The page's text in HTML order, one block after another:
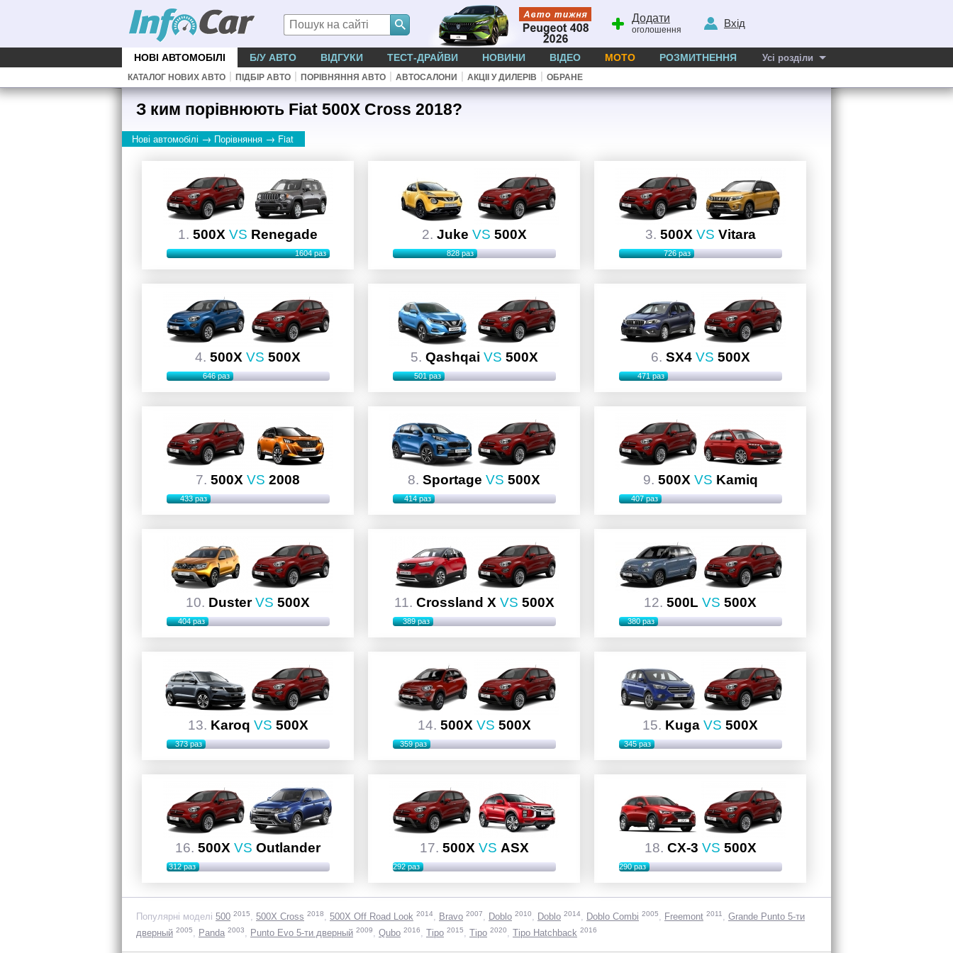
Додати
оголошення
Вхід
НОВІ АВТОМОБІЛІ Б/У АВТО ВІДГУКИ ТЕСТ-ДРАЙВИ НОВИНИ ВІДЕО МОТО РОЗМИТНЕННЯ Усі розділи
КАТАЛОГ НОВИХ АВТО | ПІДБІР АВТО | ПОРІВНЯННЯ АВТО | АВТОСАЛОНИ | АКЦІІ У ДИЛЕРІВ | ОБРАНЕ
З ким порівнюють Fiat 500X Cross 2018?
Нові автомобілі → Порівняння → Fiat
1.500X VS Renegade
1604 раз
2. Juke VS 500X
828 раз
3. 500X VS Vitara
726 раз
4.500X VS 500X
646 раз
5. Qashqai VS 500X
501 раз
6. SX4 VS 500X
471 раз
7.500X VS 2008
433 раз
8.Sportage VS 500X
414 раз
9. 500X VS Kamiq
407 раз
10. Duster VS 500X
404 раз
11. Crossland X VS 500X
389 раз
12.500L VS 500X
380 раз
13. Karoq VS 500X
373 раз
14. 500X VS 500X
359 раз
15. Kuga VS 500X
345 раз
16.500X VS Outlander
312 раз
17. 500X VS ASX
292 раз
18. CX-3 VS 500X
290 раз
Популярні моделі 500 2015 500X Cross 2018 500X Off Road Look 2014 Bravo 2007 Doblo 2010 Doblo 2014 Doblo Combi 2005 Freemont 2011
Grande Punto 5-ти
дверный 2005 Panda 2003 Punto Evo 5-ти дверный 2009 Qubo 2016 Tipo 2015 Tipo 2020 Tipo Hatchback 2016